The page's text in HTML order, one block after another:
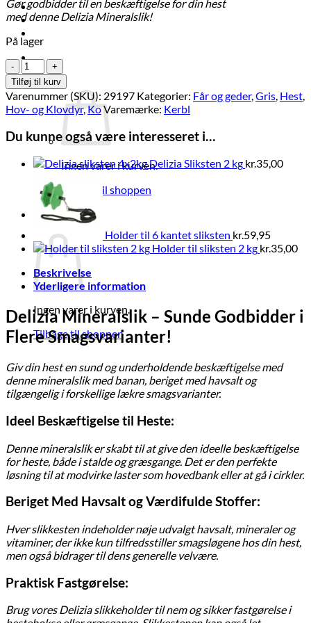
Brands
Økologi
Log ind
Kurv /
Ingen varer i kurven.
Tilbage til shoppen
Ingen varer i kurven.
Tilbage til shoppen
Gør godbidder til en beskæftigelse for din hest
med denne Delizia Mineralslik!
På lager
Sliksten
med
banansmag
antal
Tilføj til kurv
Varenummer (SKU): 29197 Kategorier: Får og geder,Gris, Hest,
Hov- og Klovdyr,KoVaremærke: Kerbl
Du kunne også være interesseret i…
Delizia Sliksten 2 kg kr.35,00
Holder til 6 kantet sliksten kr.59,95
Holder til sliksten 2 kg kr.35,00
Beskrivelse
Yderligere information
Delizia Mineralslik – Sunde Godbidder i
Flere Smagsvarianter!
Giv din hest en sund og underholdende beskæftigelse med
denne mineralslik med banan, beriget med havsalt og
tilgængelig i forskellige lækre smagsvarianter.
Ideel Beskæftigelse til Heste:
Denne mineralslik er skabt til at give den ideelle beskæftigelse
for heste, både i stalde og græsgange. Det er den perfekte
løsning til at modvirke laster som hovedbank eller at gå i cirkler.
Beriget Med Havsalt og Værdifulde Stoffer:
Hver slikkesten indeholder nøje udvalgt havsalt, mineraler og
vitaminer, der ikke kun tilfredsstiller smagsløgene hos din hest,
men også bidrager til dens generelle velvære.
Praktisk Fastgørelse:
Brug vores Delizia slikkeholder til nem og sikker fastgørelse i